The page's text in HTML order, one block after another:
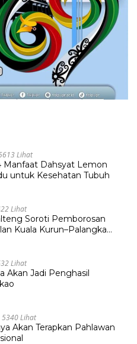
Lihat
Manfaat Dahsyat Lemon
untuk Kesehatan Tubuh
Lihat
Soroti Pemborosan
Kuala Kurun–Palangka
Lihat
Akan Jadi Penghasil
5340 Lihat
Akan Terapkan Pahlawan